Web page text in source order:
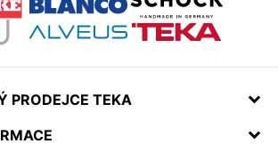
PRODEJCE TEKA